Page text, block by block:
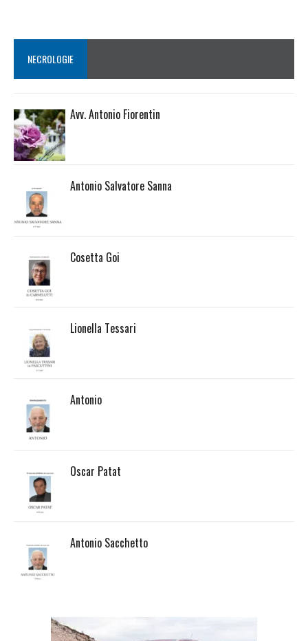
NECROLOGIE
Avv. Antonio Fiorentin
Antonio Salvatore Sanna
Cosetta Goi
Lionella Tessari
Antonio
Oscar Patat
Antonio Sacchetto